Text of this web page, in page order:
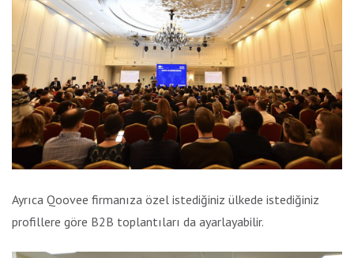
Ayrıca Qoovee firmanıza özel istediğiniz ülkede istediğiniz
profillere göre B2B toplantıları da ayarlayabilir.